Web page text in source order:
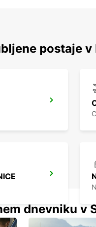
postaje
dnevniku v